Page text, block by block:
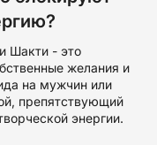
Шакти - это
желания и
на мужчин или
препятствующий
энергии.